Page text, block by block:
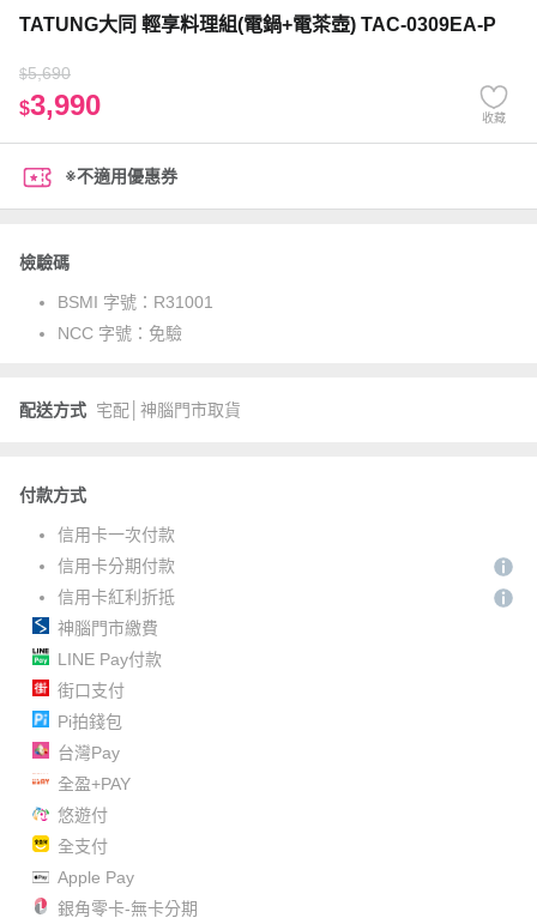
TATUNG大同 輕享料理組(電鍋+電茶壺) TAC-0309EA-P
$5,690
$3,990 收藏
※不適用優惠券
檢驗碼
BSMI 字號： R31001
NCC 字號： 免驗
配送方式 宅配│神腦門市取貨
付款方式
信用卡一次付款
信用卡分期付款
信用卡紅利折抵
神腦門市繳費
LINE Pay付款
街口支付
Pi拍錢包
台灣Pay
全盈+PAY
悠遊付
全支付
Apple Pay
銀角零卡-無卡分期